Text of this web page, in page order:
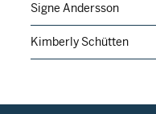
Signe Andersson
Kimberly Schütten